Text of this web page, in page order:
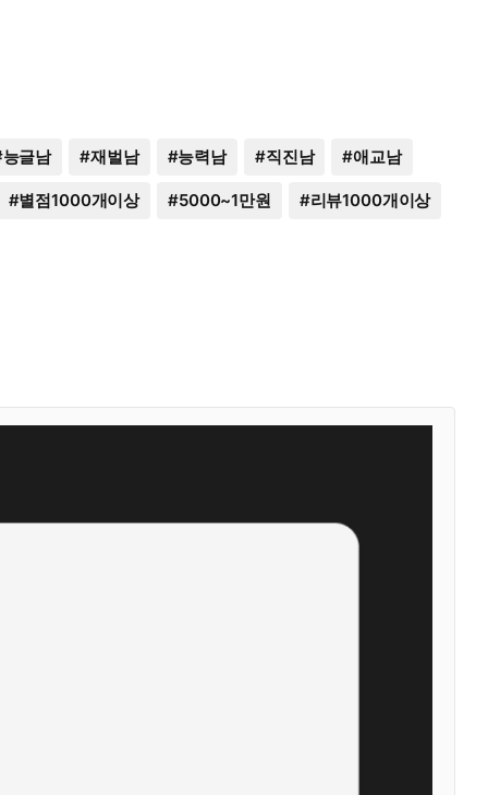
능글남 #재벌남 #능력남 #직진남 #애교남
#별점1000개이상 #5000~1만원 #리뷰1000개이상